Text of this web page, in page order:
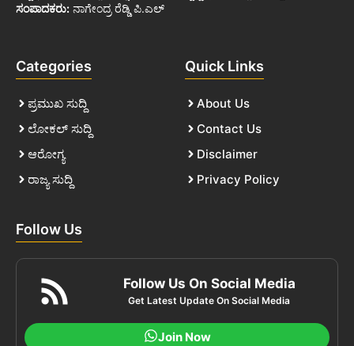
ಸಂಪಾದಕರು: ನಾಗೇಂದ್ರ ರೆಡ್ಡಿ ಪಿ.ಎಲ್
Categories
ಪ್ರಮುಖ ಸುದ್ದಿ
ಲೋಕಲ್ ಸುದ್ದಿ
ಆರೋಗ್ಯ
ರಾಜ್ಯ ಸುದ್ದಿ
Quick Links
About Us
Contact Us
Disclaimer
Privacy Policy
Follow Us
Follow Us On Social Media
Get Latest Update On Social Media
Join Now